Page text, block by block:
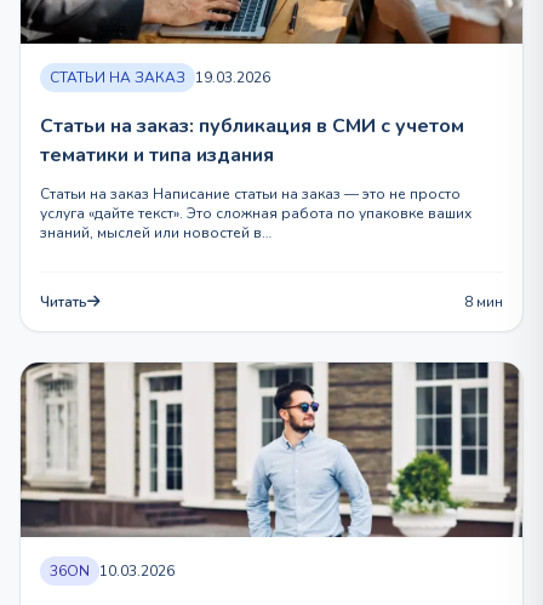
СТАТЬИ НА ЗАКАЗ 19.03.2026
Статьи на заказ: публикация в СМИ с учетом
тематики и типа издания
Статьи на заказ Написание статьи на заказ — это не просто
услуга «дайте текст». Это сложная работа по упаковке ваших
знаний, мыслей или новостей в…
Читать 8 мин
36ON 10.03.2026